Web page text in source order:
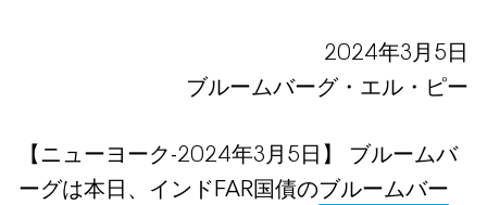
2024年3月5日
ブルームバーグ・エル・ピー
【ニューヨーク-2024年3月5日】 ブルームバ
ーグは本日、インドFAR国債のブルームバー